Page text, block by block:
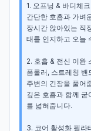
1. 오프닝 & 바디체
간단한 호흡과 가벼
장시간 앉아있는 직
태를 인지하고 오늘
2. 호흡 & 전신 이완
폼롤러, 스트레칭 밴
주변의 긴장을 풀어
깊은 호흡과 함께 굳
를 넓혀줍니다.
3. 코어 활성화 필라